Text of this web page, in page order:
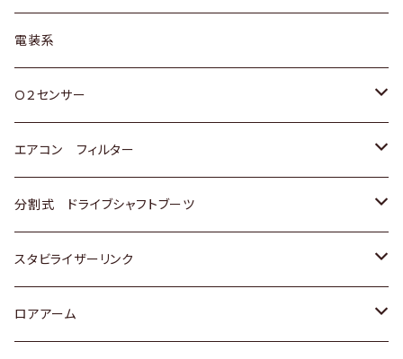
日野
三菱
スバル
マツダ
三菱
スバル
日産
ダイハツ
マツダ
三菱
スバル
スズキ
ダイハツ
三菱
スバル
トヨタ
ホンダ
スズキ
日産
いすゞ
ダイハツ
電装系
Ｏ２センサー
トヨタ
ホンダ
スズキ
日産
エアコン フィルター
トヨタ
ホンダ
スズキ
分割式 ドライブシャフトブーツ
トヨタ
ホンダ
スタビライザーリンク
トヨタ
ロアアーム